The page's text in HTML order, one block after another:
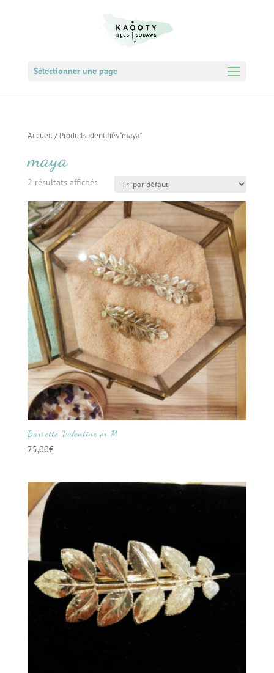
Sélectionner une page
Accueil/ Produits identifiés “maya”
maya
2 résultats affichés
Barrette Valentine or M
75,00€